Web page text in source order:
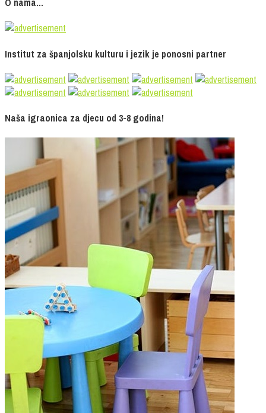
Institut za španjolsku kulturu i jezik je ponosni partner
Naša igraonica za djecu od 3-8 godina!